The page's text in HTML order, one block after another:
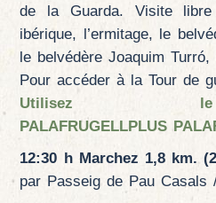
de la Guarda. Visite libre
ibérique, l’ermitage, le
le belvédère Joaquim
Pour accéder à la Tour de
Utilisez
PALAFRUGELLPLUS
12:30 h Marchez 1,8 km.
par Passeig de Pau Casals